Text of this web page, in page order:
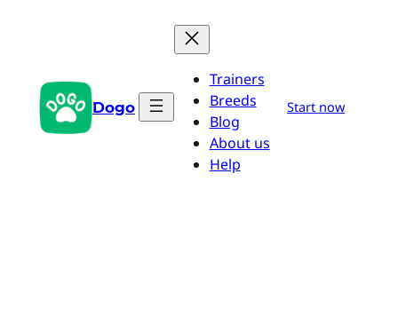
Dogo
Trainers
Breeds
Blog
About us
Help
Start now